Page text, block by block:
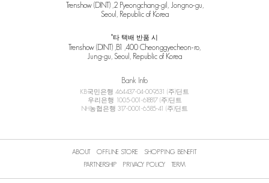
Trenshow (DINT) ,2 Pyeongchang-gil, Jongno-gu,
Seoul, Republic of Korea
*타 택배 반품 시
Trenshow (DINT) ,B1 ,400 Cheonggyecheon-ro,
Jung-gu, Seoul, Republic of Korea
Bank Info
KB국민은행 464437-04-009531 (주)딘트
우리은행 1005-001-618817 (주)딘트
NH농협은행 317-0001-6585-41 (주)딘트
ABOUT OFFLINE STORE
SHOPPING BENEFIT
PARTNERSHIP
PRIVACY POLICY TERM